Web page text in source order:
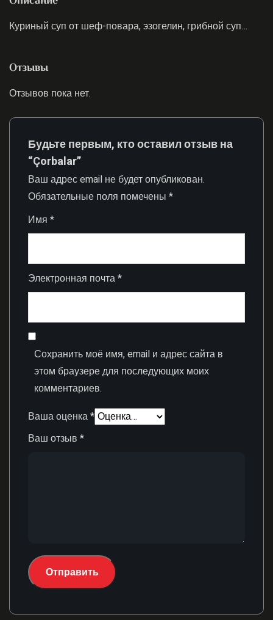
Куриный суп от шеф-повара, эзогелин, грибной суп…
Отзывы
Отзывов пока нет.
Будьте первым, кто оставил отзыв на
“Çorbalar”
Ваш адрес email не будет опубликован.
Обязательные поля помечены *
Имя *
Электронная почта*
Сохранить моё имя, email и адрес сайта в
этом браузере для последующих моих
комментариев.
Ваша оценка*
Ваш отзыв *